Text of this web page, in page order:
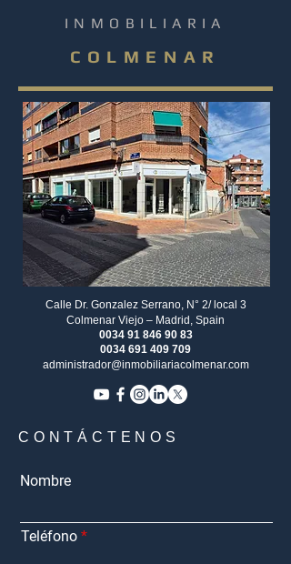
INMOBILIARIA
COLMENAR
Calle Dr. Gonzalez Serrano, N° 2/ local 3
Colmenar Viejo – Madrid, Spain
0034 91 846 90 83
0034 691 409 709
administrador@inmobiliariacolmenar.com
CONTÁCTENOS
Nombre
Teléfono